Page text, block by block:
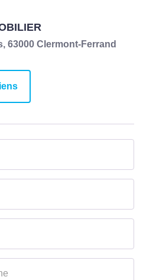
63000 Clermont-Ferrand